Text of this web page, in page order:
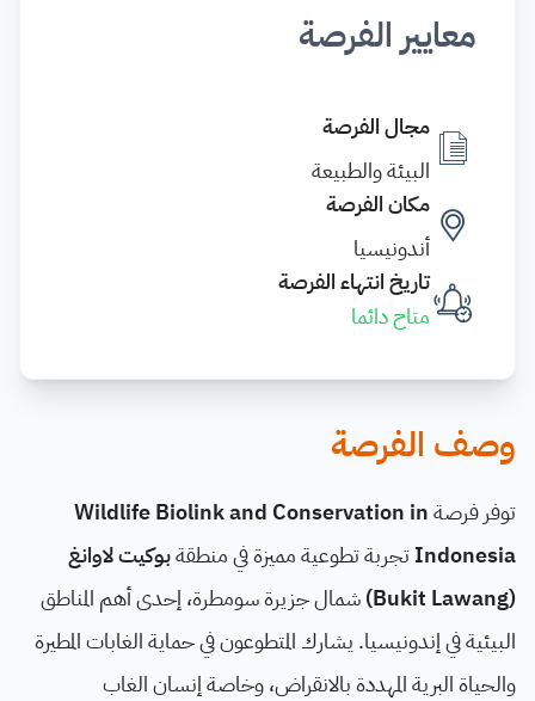
معايير الفرصة
مجال الفرصة
البيئة والطبيعة
مكان الفرصة
أندونيسيا
تاريخ انتهاء الفرصة
متاح دائما
وصف الفرصة
توفر فرصةWildlife Biolink and Conservation in
Indonesiaتجربة تطوعية مميزة في منطقةبوكيت لاوانغ
(Bukit Lawang)
شمال جزيرة سومطرة، إحدى أهم المناطق
البيئية في إندونيسيا. يشارك المتطوعون في حماية الغابات المطيرة
والحياة البرية المهددة بالانقراض، وخاصة إنسان الغاب